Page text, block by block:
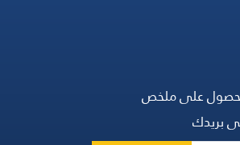
على ملخص
بريدك